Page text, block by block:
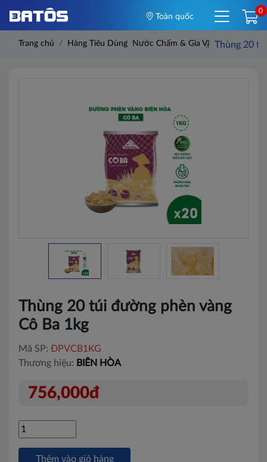
Toàn quốc
0
Trang chủ Hàng Tiêu Dùng Nước Chấm & Gia Vị Thùng 20
Thùng 20 túi đường phèn vàng
Cô Ba 1kg
Mã SP: ĐPVCB1KG
Thương hiệu: BIÊN HÒA
756,000đ
Thêm vào giỏ hàng